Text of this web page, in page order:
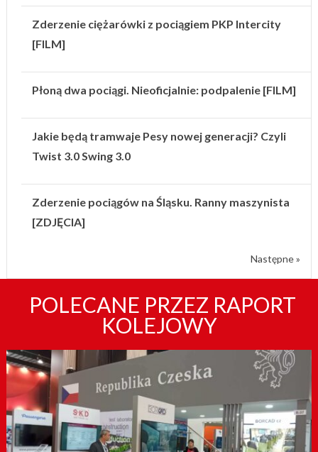
Zderzenie ciężarówki z pociągiem PKP Intercity
[FILM]
Płoną dwa pociągi. Nieoficjalnie: podpalenie [FILM]
Jakie będą tramwaje Pesy nowej generacji? Czyli
Twist 3.0 Swing 3.0
Zderzenie pociągów na Śląsku. Ranny maszynista
[ZDJĘCIA]
Następne »
POLECANE PRZEZ RAPORT
KOLEJOWY